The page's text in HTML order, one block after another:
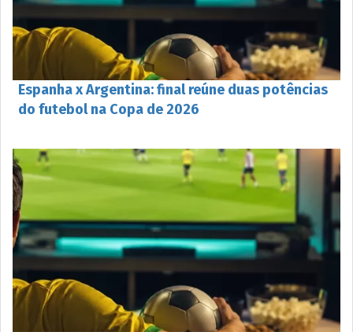
Espanha x Argentina: final reúne duas potências
do futebol na Copa de 2026